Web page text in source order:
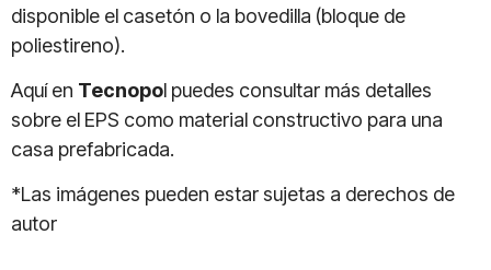
disponible el casetón o la bovedilla (bloque de
poliestireno).
Aquí en Tecnopol puedes consultar más detalles
sobre el EPS como material constructivo para una
casa prefabricada.
*Las imágenes pueden estar sujetas a derechos de
autor